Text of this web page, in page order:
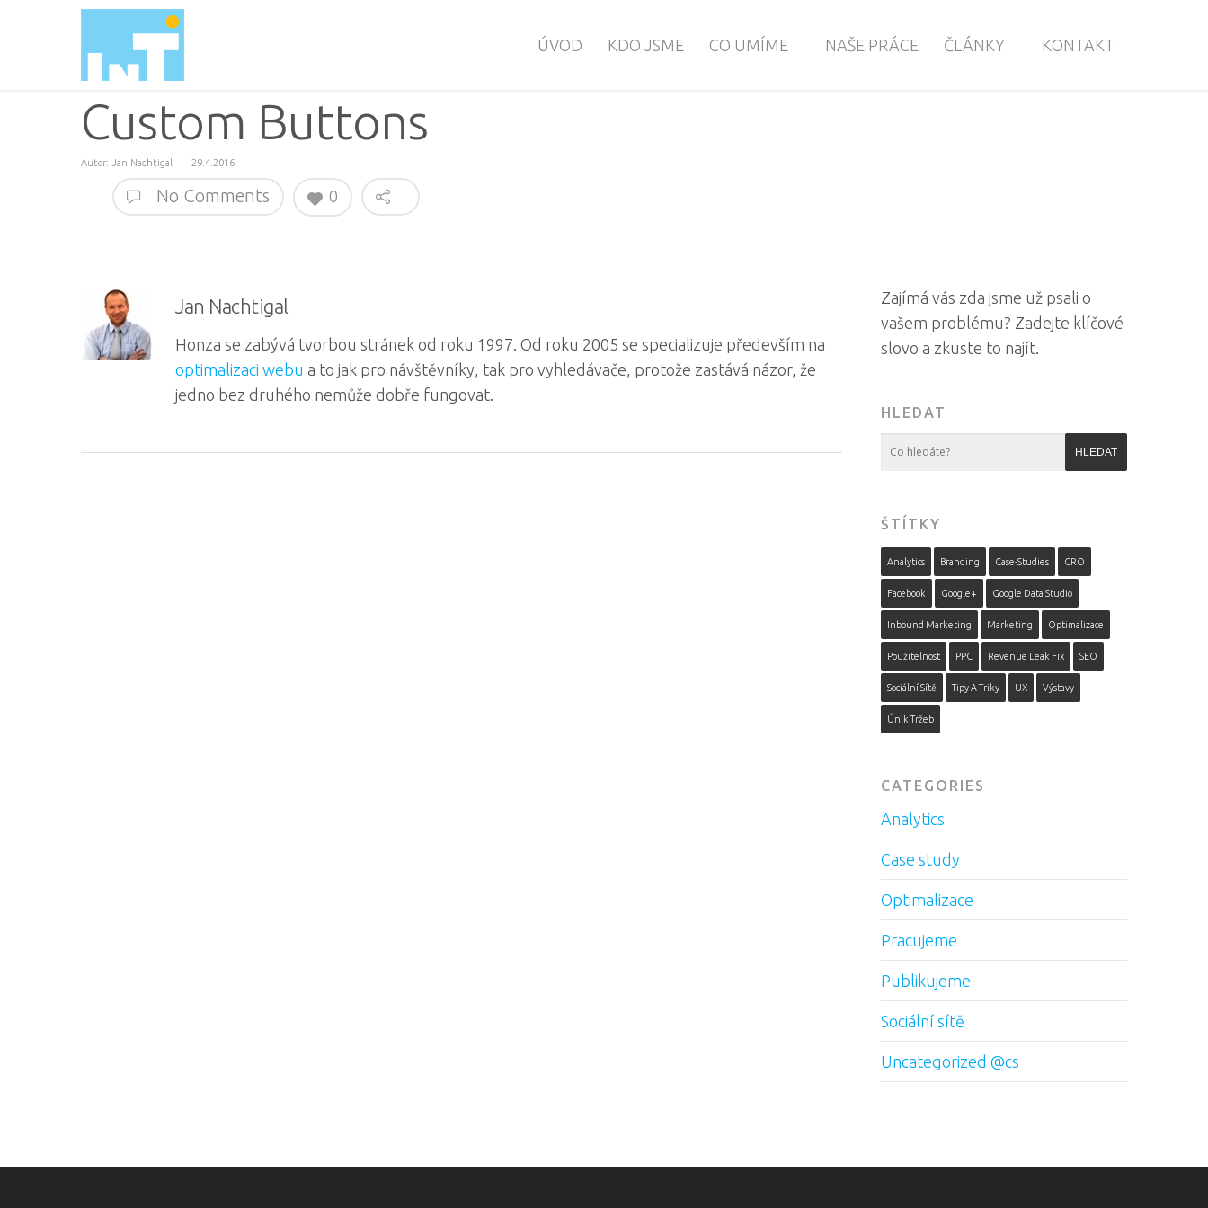
ÚVOD KDO JSME CO UMÍME NAŠE PRÁCE ČLÁNKY KONTAKT
Custom Buttons
Autor: Jan Nachtigal 29.4.2016
No Comments 0
Jan Nachtigal
Honza se zabývá tvorbou stránek od roku 1997. Od roku 2005 se specializuje především na
optimalizaci webu a to jak pro návštěvníky, tak pro vyhledávače, protože zastává názor, že
jedno bez druhého nemůže dobře fungovat.
Zajímá vás zda jsme už psali o
vašem problému? Zadejte klíčové
slovo a zkuste to najít.
HLEDAT
ŠTÍTKY
Analytics Branding Case-Studies CRO
Facebook Google+ Google Data Studio
Inbound Marketing Marketing Optimalizace
Použitelnost PPC Revenue Leak Fix SEO
Sociální Sítě Tipy A Triky UX Výstavy
Únik Tržeb
CATEGORIES
Analytics
Case study
Optimalizace
Pracujeme
Publikujeme
Sociální sítě
Uncategorized @cs